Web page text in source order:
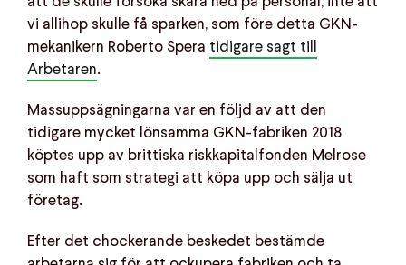
vi allihop skulle få sparken, som före detta GKN-
mekanikern Roberto Spera tidigare sagt till
Arbetaren.
Massuppsägningarna var en följd av att den
tidigare mycket lönsamma GKN-fabriken 2018
köptes upp av brittiska riskkapitalfonden Melrose
som haft som strategi att köpa upp och sälja ut
företag.
Efter det chockerande beskedet bestämde